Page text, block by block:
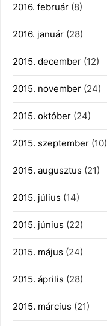
2016. február (8)
2016. január (28)
2015. december (12)
2015. november (24)
2015. október (24)
2015. szeptember (10)
2015. augusztus (21)
2015. július (14)
2015. június (22)
2015. május (24)
2015. április (28)
2015. március (21)